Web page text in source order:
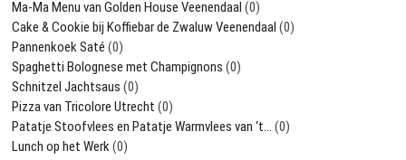
Ma-Ma Menu van Golden House Veenendaal (0)
Cake & Cookie bij Koffiebar de Zwaluw Veenendaal (0)
Pannenkoek Saté (0)
Spaghetti Bolognese met Champignons (0)
Schnitzel Jachtsaus (0)
Pizza van Tricolore Utrecht (0)
Patatje Stoofvlees en Patatje Warmvlees van ‘t… (0)
Lunch op het Werk(0)